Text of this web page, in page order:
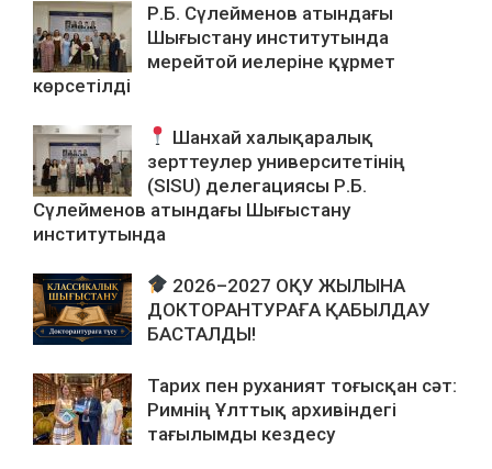
Р.Б. Сүлейменов атындағы
Шығыстану институтында
мерейтой иелеріне құрмет
көрсетілді
Шанхай халықаралық
зерттеулер университетінің
(SISU) делегациясы Р.Б.
Сүлейменов атындағы Шығыстану
институтында
2026–2027 ОҚУ ЖЫЛЫНА
ДОКТОРАНТУРАҒА ҚАБЫЛДАУ
БАСТАЛДЫ!
Тарих пен руханият тоғысқан сәт:
Римнің Ұлттық архивіндегі
тағылымды кездесу